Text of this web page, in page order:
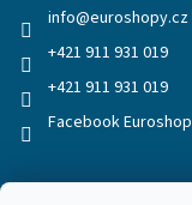
info@euroshopy.cz
+421 911 931 019
+421 911 931 019
Facebook